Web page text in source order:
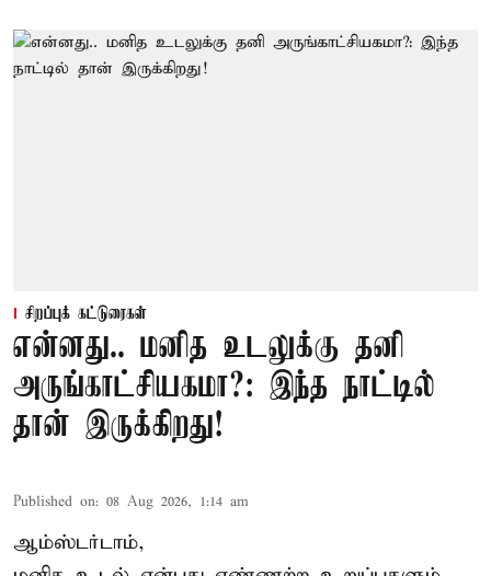
சிறப்புக் கட்டுரைகள்
என்னது.. மனித உடலுக்கு தனி
அருங்காட்சியகமா?: இந்த நாட்டில்
தான் இருக்கிறது!
Published on: 08 Aug 2026, 1:14 am
ஆம்ஸ்டர்டாம்,